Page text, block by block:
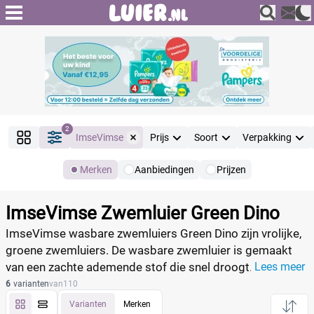
2
ImseVimse Prijs Soort Verpakking
Merken Aanbiedingen Prijzen
Filter Reset alle filters
Merk
ImseVimse Zwemluier Green Dino
ImseVimse wasbare zwemluiers Green Dino zijn vrolijke,
groene zwemluiers. De wasbare zwemluier is gemaakt
van een zachte ademende stof die snel droogt. De
comfortabele pasvorm zit heel prettig en sluit goed aan
de beentjes, waardoor je lekkage voorkomt. Het ideale
Lees meer
6 variantenvan110
Varianten Merken